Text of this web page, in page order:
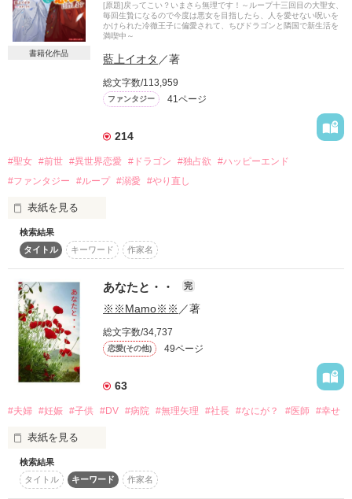
作品を読む
書籍化作品
[原題]戻ってこい？いまさら無理です！～ループ十三回目の大聖女、
毎回生贄になるので今度は悪女を目指したら、人を愛せない呪いを
かけられた冷徹王子に偏愛されて、ちびドラゴンと隣国で新生活を
満喫中～
藍上イオタ ／著
総文字数/113,959
ファンタジー 41ページ
214
#聖女 #前世 #異世界恋愛 #ドラゴン #独占欲
#ハッピーエンド
#ファンタジー
#ループ #溺愛 #やり直し
表紙を見る
――血の滲む努力をして、大聖女になったって捨てられるん
だ。
だからもう、いい！　聖女のいない隣国で普通の人として生き
よう！―――
「今度こそ神の花嫁になる！」と意気込んでいた大聖女ティ
ア。
実は彼女は、十二回目の人生の人生を送っている。
毎回、聖女として鍛錬をつみ、　神の花嫁として嫁ぐのだ
が、神に花嫁として認められず、１５歳に戻るのだ。
しかし、十二回目の人生で初めて「神の花嫁」は方便だった
実際は孤児だったために、戦争の終息を願う生贄として、捨
て駒にされたのだ。
真実を知ったティアはやり直しを決意し十三回目のループを
経て、１５歳へとまき戻る。
戦争の原因となったドラゴンを救ったことで、ドラゴンと主
検索結果
タイトル
キーワード 作家名
あなたと・・ 完
※※Mamo※※ ／著
総文字数/34,737
恋愛(その他) 49ページ
63
#夫婦 #妊娠 #子供 #DV #病院 #無理矢理 #社長 #なにが？ #医師 #幸せ
表紙を見る
「45作品目」
検索結果
タイトル
キーワード 作家名